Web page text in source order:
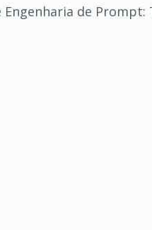
de